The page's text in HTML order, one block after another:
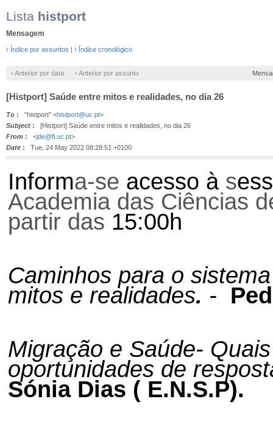
Lista histport
Mensagem
› Índice por assuntos | › Índice cronológico
‹ Anterior por data ‹ Anterior por assunto
[Histport] Saúde entre mitos e realidades, no dia 26
To : "histport" <histport@uc.pt>
Subject : [Histport] Saúde entre mitos e realidades, no dia 26
From : <jde@fl.uc.pt>
Date : Tue, 24 May 2022 08:28:51 +0100
Informa-se acesso à s
Academia das Ciências
partir das 15:00h
Caminhos para o
mitos e realidades. -
Migração e Saúde-
oportunidades de
Sónia Dias ( E.N.S.P).